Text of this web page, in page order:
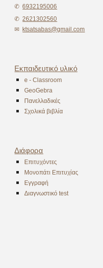
✆ 6932195006
✆ 2621302560
✉ ktsatsabas@gmail.com
Εκπαιδευτικό υλικό
e - Classroom
GeoGebra
Πανελλαδικές
Σχολικά βιβλία
Διάφορα
Επιτυχόντες
Μονοπάτι Επιτυχίας
Εγγραφή
Διαγνωστικό test